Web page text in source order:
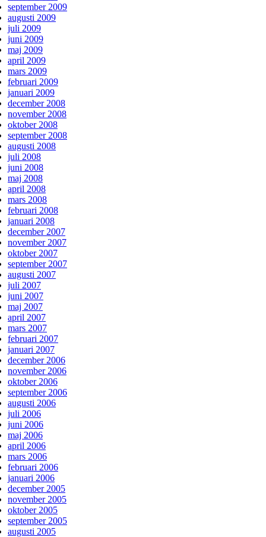
september 2009
augusti 2009
juli 2009
juni 2009
maj 2009
april 2009
mars 2009
februari 2009
januari 2009
december 2008
november 2008
oktober 2008
september 2008
augusti 2008
juli 2008
juni 2008
maj 2008
april 2008
mars 2008
februari 2008
januari 2008
december 2007
november 2007
oktober 2007
september 2007
augusti 2007
juli 2007
juni 2007
maj 2007
april 2007
mars 2007
februari 2007
januari 2007
december 2006
november 2006
oktober 2006
september 2006
augusti 2006
juli 2006
juni 2006
maj 2006
april 2006
mars 2006
februari 2006
januari 2006
december 2005
november 2005
oktober 2005
september 2005
augusti 2005